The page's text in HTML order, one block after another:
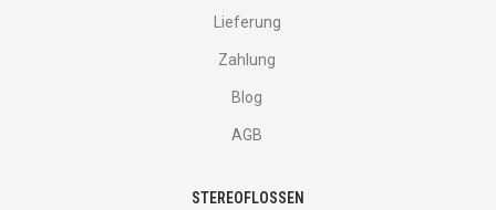
Lieferung
Zahlung
Blog
AGB
STEREOFLOSSEN